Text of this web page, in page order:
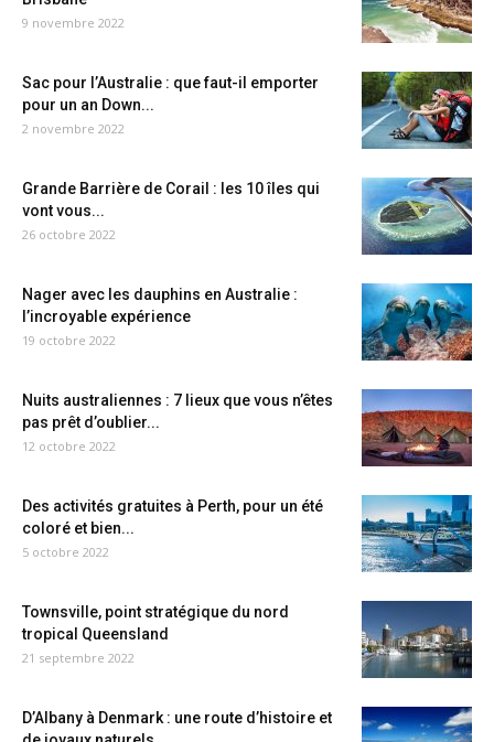
9 novembre 2022
Sac pour l’Australie : que faut-il emporter
pour un an Down...
2 novembre 2022
Grande Barrière de Corail : les 10 îles qui
vont vous...
26 octobre 2022
Nager avec les dauphins en Australie :
l’incroyable expérience
19 octobre 2022
Nuits australiennes : 7 lieux que vous n’êtes
pas prêt d’oublier...
12 octobre 2022
Des activités gratuites à Perth, pour un été
coloré et bien...
5 octobre 2022
Townsville, point stratégique du nord
tropical Queensland
21 septembre 2022
D’Albany à Denmark : une route d’histoire et